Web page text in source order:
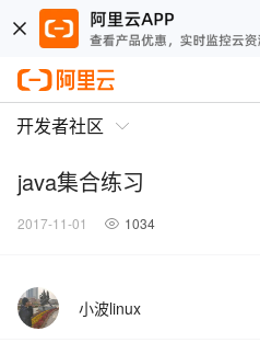
开发者社区
java集合练习
2017-11-01 1034
小波linux